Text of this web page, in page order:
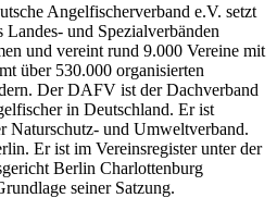
Angelfischerverband e.V. setzt
Landes- und Spezialverbänden
und vereint rund 9.000 Vereine mit
über 530.000 organisierten
Der DAFV ist der Dachverband
in Deutschland. Er ist
Naturschutz- und Umweltverband.
Er ist im Vereinsregister unter der
Berlin Charlottenburg
seiner Satzung.